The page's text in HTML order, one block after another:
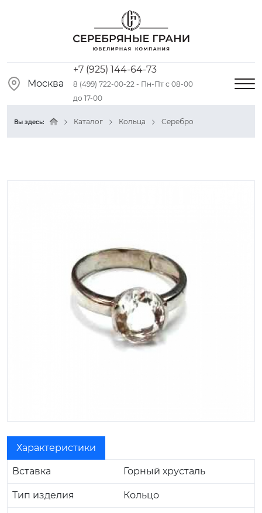
Москва
+7 (925) 144-64-73
8 (499) 722-00-22 - Пн-Пт с 08-00
до 17-00
Вы здесь: Каталог Кольца Серебро
Характеристики
Вставка Горный хрусталь
Тип изделия Кольцо